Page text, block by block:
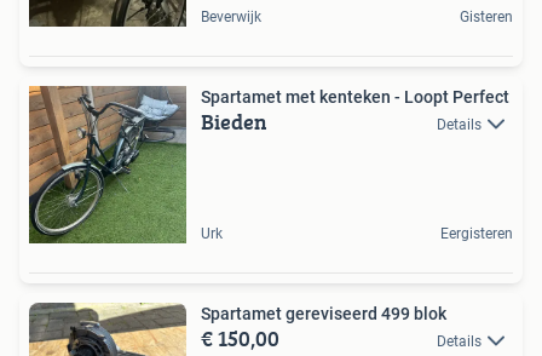
Beverwijk Gisteren
Spartamet met kenteken - Loopt Perfect
Bieden Details
Urk Eergisteren
Spartamet gereviseerd 499 blok
€ 150,00 Details